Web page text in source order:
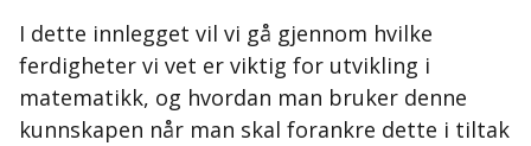
I dette innlegget vil vi gå gjennom hvilke
ferdigheter vi vet er viktig for utvikling i
matematikk, og hvordan man bruker denne
kunnskapen når man skal forankre dette i tiltak